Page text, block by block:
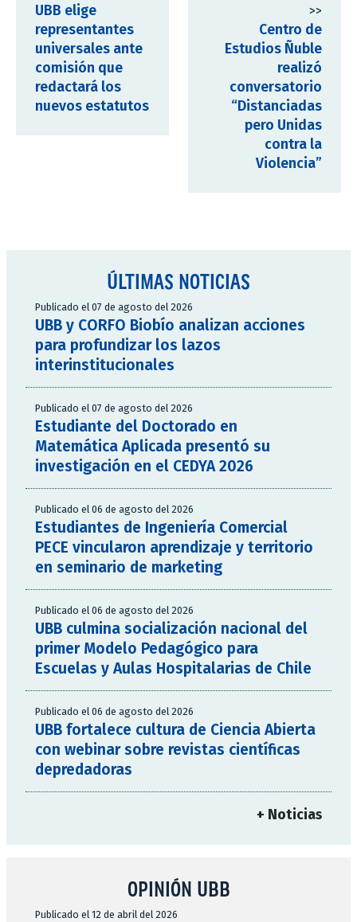
UBB elige
representantes
universales ante
comisión que
redactará los
nuevos estatutos
>>
Centro de
Estudios Ñuble
realizó
conversatorio
“Distanciadas
pero Unidas
contra la
Violencia”
ÚLTIMAS NOTICIAS
Publicado el 07 de agosto del 2026
UBB y CORFO Biobío analizan acciones
para profundizar los lazos
interinstitucionales
Publicado el 07 de agosto del 2026
Estudiante del Doctorado en
Matemática Aplicada presentó su
investigación en el CEDYA 2026
Publicado el 06 de agosto del 2026
Estudiantes de Ingeniería Comercial
PECE vincularon aprendizaje y territorio
en seminario de marketing
Publicado el 06 de agosto del 2026
UBB culmina socialización nacional del
primer Modelo Pedagógico para
Escuelas y Aulas Hospitalarias de Chile
Publicado el 06 de agosto del 2026
UBB fortalece cultura de Ciencia Abierta
con webinar sobre revistas científicas
depredadoras
+ Noticias
OPINIÓN UBB
Publicado el 12 de abril del 2026